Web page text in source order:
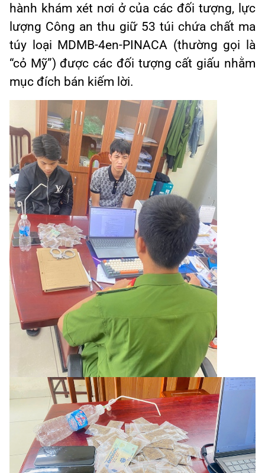
hành khám xét nơi ở của các đối tượng, lực
lượng Công an thu giữ 53 túi chứa chất ma
túy loại MDMB-4en-PINACA (thường gọi là
“cỏ Mỹ”) được các đối tượng cất giấu nhằm
mục đích bán kiếm lời.